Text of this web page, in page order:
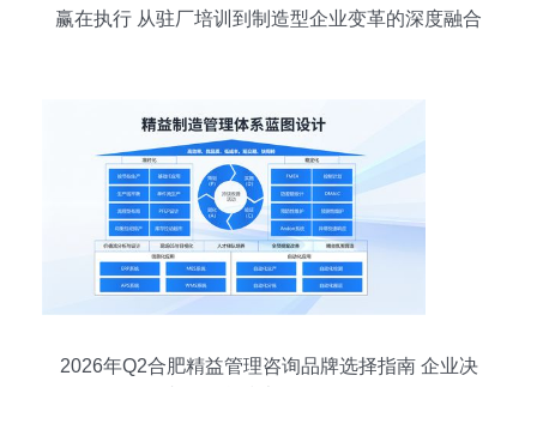
赢在执行 从驻厂培训到制造型企业变革的深度融合
2026年Q2合肥精益管理咨询品牌选择指南 企业决